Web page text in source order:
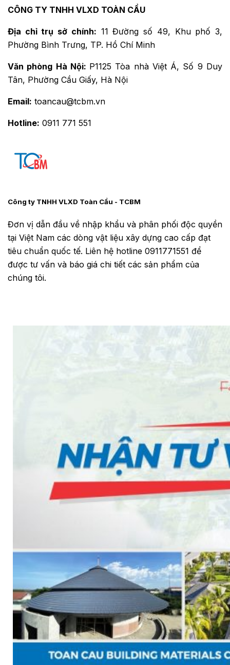
CÔNG TY TNHH VLXD TOÀN CẦU
Địa chỉ trụ sở chính: 11 Đường số 49, Khu phố 3,
Phường Bình Trưng, TP. Hồ Chí Minh
Văn phòng Hà Nội: P1125 Tòa nhà Việt Á, Số 9 Duy
Tân, Phường Cầu Giấy, Hà Nội
Email: toancau@tcbm.vn
Hotline: 0911 771 551
Công ty TNHH VLXD Toàn Cầu - TCBM
Đơn vị dẫn đầu về nhập khẩu và phân phối độc quyền
tại Việt Nam các dòng vật liệu xây dựng cao cấp đạt
tiêu chuẩn quốc tế. Liên hệ hotline 0911771551 để
được tư vấn và báo giá chi tiết các sản phẩm của
chúng tôi.